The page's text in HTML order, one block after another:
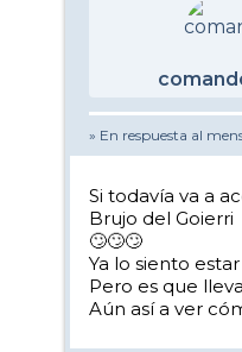
» En respuesta al
Si todavía va a
Brujo del Goierri
🙄🙄🙄
Ya lo siento
Pero es que
Aún así a ver